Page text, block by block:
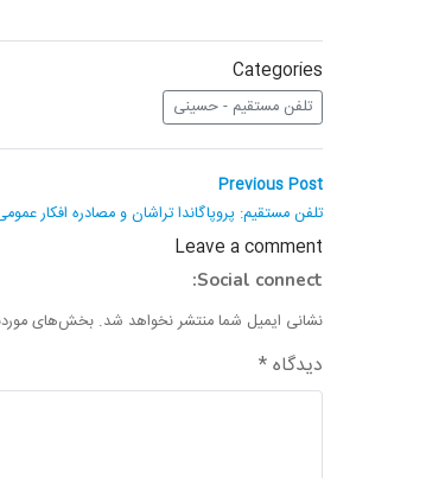
Categories
تلفن مستقیم - حسینی
راهبری
نوشته
Previous Post
Previous
post:
تلفن مستقیم: پروپاگاندا تراشان و مصادره افکار
Leave a comment
Social connect:
نشانی ایمیل شما منتشر نخواهد شد. بخش‌های
دیدگاه*